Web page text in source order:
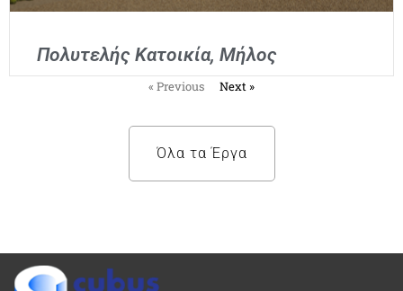
Πολυτελής Κατοικία, Μήλος
« Previous Next »
Όλα τα Έργα